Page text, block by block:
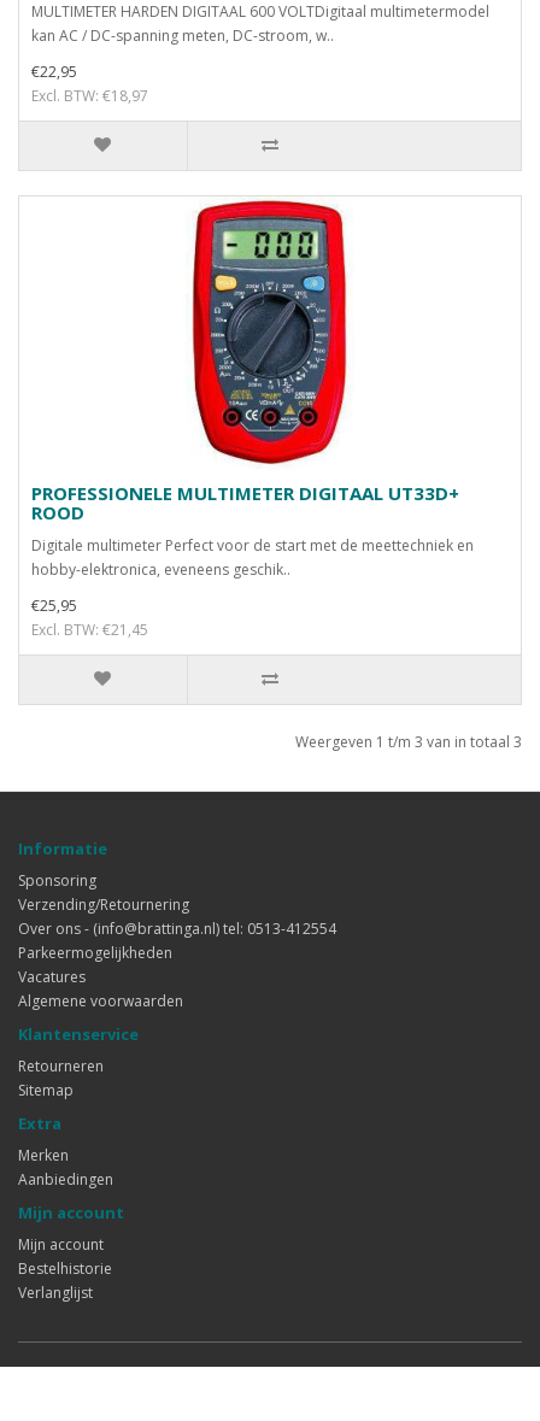
MULTIMETER HARDEN DIGITAAL 600 VOLTDigitaal multimetermodel
kan AC / DC-spanning meten, DC-stroom, w..
€22,95
Excl. BTW: €18,97
PROFESSIONELE MULTIMETER DIGITAAL UT33D+
ROOD
Digitale multimeter Perfect voor de start met de meettechniek en
hobby-elektronica, eveneens geschik..
€25,95
Excl. BTW: €21,45
Weergeven 1 t/m 3 van in totaal 3
Informatie
Sponsoring
Verzending/Retournering
Over ons - (info@brattinga.nl) tel: 0513-412554
Parkeermogelijkheden
Vacatures
Algemene voorwaarden
Klantenservice
Retourneren
Sitemap
Extra
Merken
Aanbiedingen
Mijn account
Mijn account
Bestelhistorie
Verlanglijst